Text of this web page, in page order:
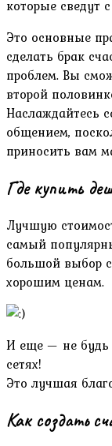
которые сведут
Это основные
сделать брак
проблем. Вы
второй
Наслаждайтесь
общением,
приносить вам
Где купить
Лучшую
самый
большой выбор
хорошим ценам.
И еще — не будь
сетях!
Это лучшая
Как создать